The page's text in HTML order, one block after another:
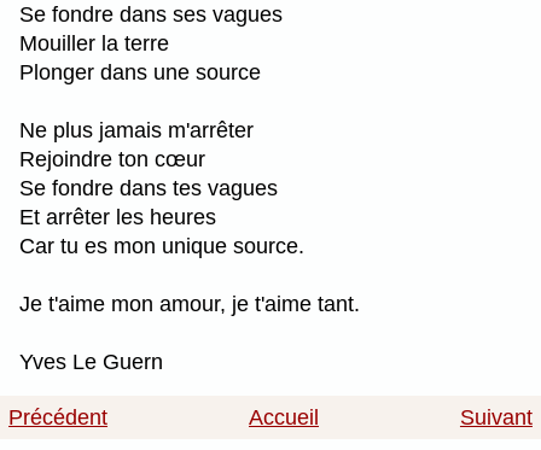
Se fondre dans ses vagues
Mouiller la terre
Plonger dans une source
Ne plus jamais m'arrêter
Rejoindre ton cœur
Se fondre dans tes vagues
Et arrêter les heures
Car tu es mon unique source.
Je t'aime mon amour, je t'aime tant.
Yves Le Guern
Précédent Accueil Suivant